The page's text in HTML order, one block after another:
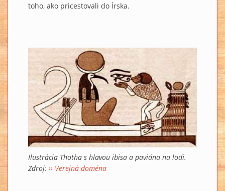
toho, ako pricestovali do Írska.
Ilustrácia Thotha s hlavou ibisa a paviána na lodi.
Zdroj: ›› Verejná doména